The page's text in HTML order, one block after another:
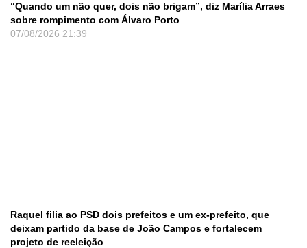
“Quando um não quer, dois não brigam”, diz Marília Arraes
sobre rompimento com Álvaro Porto
07/08/2026 21:39
Raquel filia ao PSD dois prefeitos e um ex-prefeito, que
deixam partido da base de João Campos e fortalecem
projeto de reeleição